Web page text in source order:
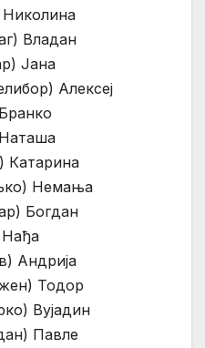
Владан
Јана
Алексеј
Катарина
Немања
Богдан
Андрија
Тодор
Вујадин
Павле